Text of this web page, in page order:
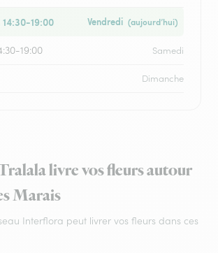
19:00 Vendredi (aujourd’hui)
19:00 Samedi
Dimanche
livre vos fleurs autour
Marais
Interflora peut livrer vos fleurs dans ces